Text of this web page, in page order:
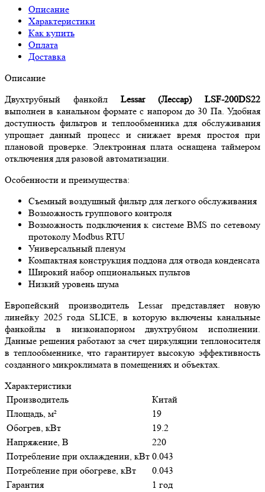
Описание
Характеристики
Как купить
Оплата
Доставка
Описание
Двухтрубный фанкойл Lessar (Лессар) LSF-200DS22
выполнен в канальном формате с напором до 30 Па. Удобная
доступность фильтров и теплообменника для обслуживания
упрощает данный процесс и снижает время простоя при
плановой проверке. Электронная плата оснащена таймером
отключения для разовой автоматизации.
Особенности и преимущества:
Съемный воздушный фильтр для легкого обслуживания
Возможность группового контроля
Возможность подключения к системе BMS по сетевому
протоколу Modbus RTU
Универсальный пленум
Компактная конструкция поддона для отвода конденсата
Широкий набор опциональных пультов
Низкий уровень шума
Европейский производитель Lessar представляет новую
линейку 2025 года SLICE, в которую включены канальные
фанкойлы в низконапорном двухтрубном исполнении.
Данные решения работают за счет циркуляции теплоносителя
в теплообменнике, что гарантирует высокую эффективность
созданного микроклимата в помещениях и объектах.
Характеристики
Производитель
Китай
Площадь, м²
19
Обогрев, кВт
19.2
Напряжение, В
220
Потребление при охлаждении, кВт 0.043
Потребление при обогреве, кВт
0.043
Гарантия
1 год